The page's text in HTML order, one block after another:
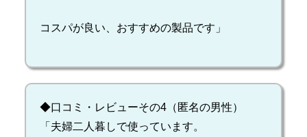
コスパが良い、おすすめの製品です」
◆口コミ・レビューその4（匿名の男性）
「夫婦二人暮しで使っています。